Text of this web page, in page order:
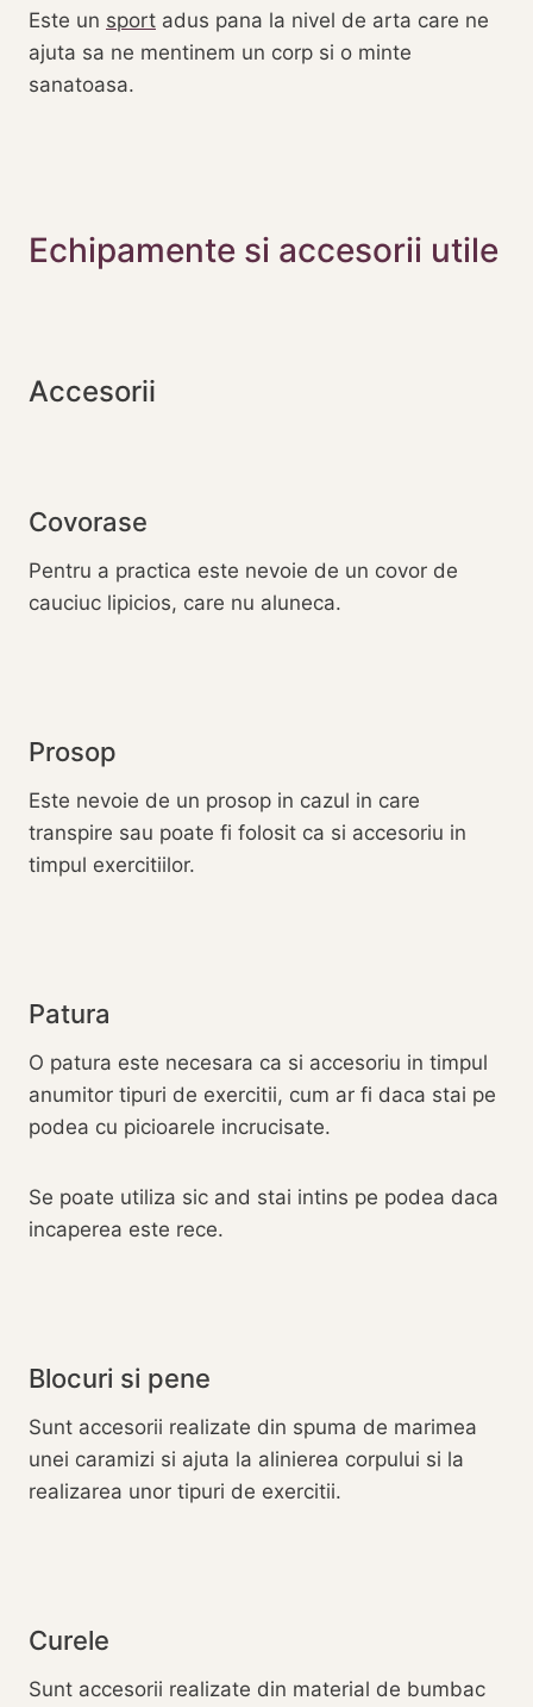
Este un sport adus pana la nivel de arta care ne
ajuta sa ne mentinem un corp si o minte
sanatoasa.
Echipamente si accesorii utile
Accesorii
Covorase
Pentru a practica este nevoie de un covor de
cauciuc lipicios, care nu aluneca.
Prosop
Este nevoie de un prosop in cazul in care
transpire sau poate fi folosit ca si accesoriu in
timpul exercitiilor.
Patura
O patura este necesara ca si accesoriu in timpul
anumitor tipuri de exercitii, cum ar fi daca stai pe
podea cu picioarele incrucisate.
Se poate utiliza sic and stai intins pe podea daca
incaperea este rece.
Blocuri si pene
Sunt accesorii realizate din spuma de marimea
unei caramizi si ajuta la alinierea corpului si la
realizarea unor tipuri de exercitii.
Curele
Sunt accesorii realizate din material de bumbac